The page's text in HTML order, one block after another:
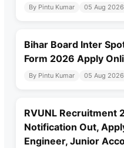
By Pintu Kumar 05 Aug 2026
Bihar Board Inter
Form 2026 Apply
By Pintu Kumar 05 Aug 2026
RVUNL Recruitment
Notification Out,
Engineer, Junior